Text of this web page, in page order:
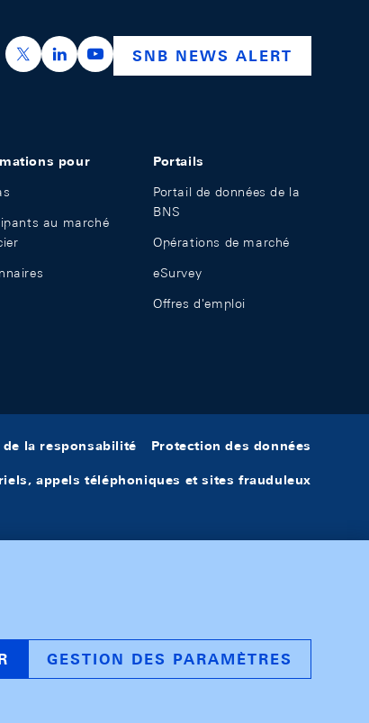
https://x.com/snb_bns
https://ch.linkedin.com/company/swiss-
https://www.youtube.com/
SNB NEWS ALERT
pour
au marché
Portails
Portail de données de la
BNS
Opérations de marché
eSurvey
Offres d'emploi
la responsabilité Protection des données
appels téléphoniques et sites frauduleux
GESTION DES PARAMÈTRES